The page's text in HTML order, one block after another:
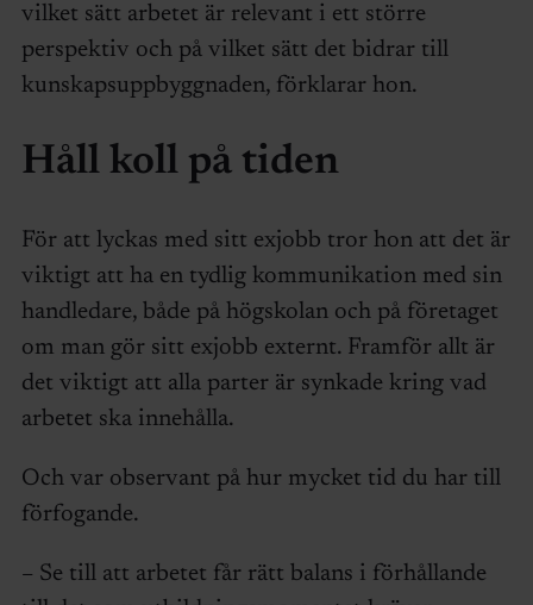
vilket sätt arbetet är relevant i ett större
perspektiv och på vilket sätt det bidrar till
kunskapsuppbyggnaden, förklarar hon.
Håll koll på tiden
För att lyckas med sitt exjobb tror hon att det är
viktigt att ha en tydlig kommunikation med sin
handledare, både på högskolan och på företaget
om man gör sitt exjobb externt. Framför allt är
det viktigt att alla parter är synkade kring vad
arbetet ska innehålla.
Och var observant på hur mycket tid du har till
förfogande.
– Se till att arbetet får rätt balans i förhållande